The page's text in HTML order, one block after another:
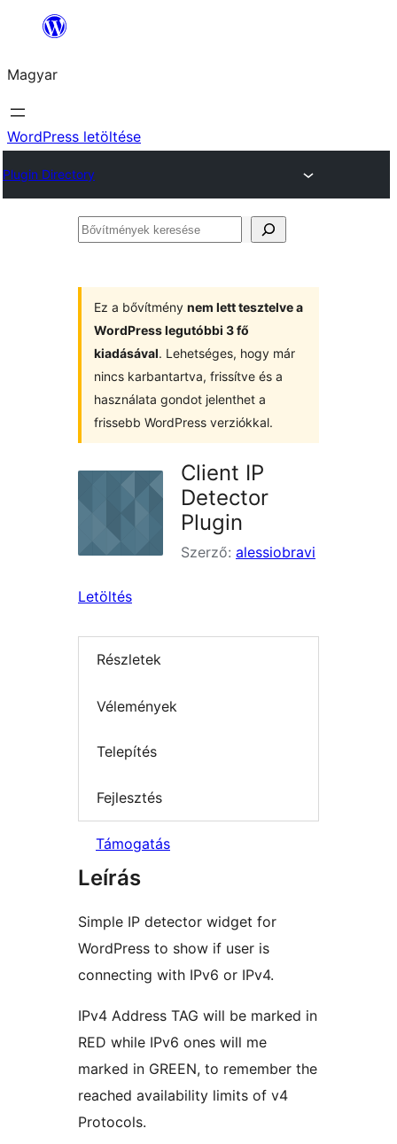
Ugrás
tartalomhoz
Magyar
WordPress letöltése
Plugin Directory
Bővítmények
Ez a bővítmény nem lett tesztelve a
WordPress legutóbbi 3 fő
kiadásával. Lehetséges, hogy már
nincs karbantartva, frissítve és a
használata gondot jelenthet a
frissebb WordPress verziókkal.
Client IP
Detector
Plugin
Szerző: alessiobravi
Letöltés
Részletek
Vélemények
Telepítés
Fejlesztés
Támogatás
Leírás
Simple IP detector widget for
WordPress to show if user is
connecting with IPv6 or IPv4.
IPv4 Address TAG will be marked in
RED while IPv6 ones will me
marked in GREEN, to remember the
reached availability limits of v4
Protocols.